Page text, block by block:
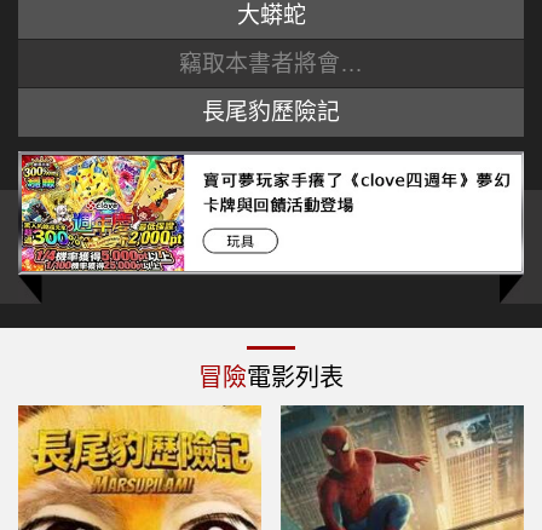
大蟒蛇
竊取本書者將會…
長尾豹歷險記
冒險電影列表